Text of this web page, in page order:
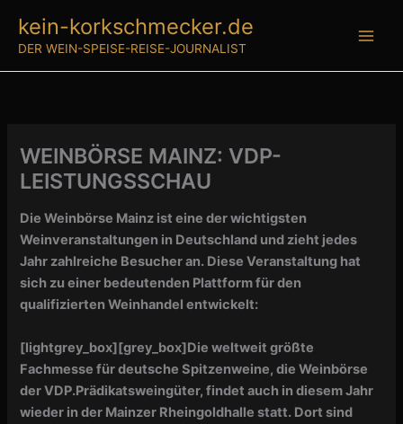
Inhalt
springen
kein-korkschmecker.de
DER WEIN-SPEISE-REISE-JOURNALIST
WEINBÖRSE MAINZ: VDP-
LEISTUNGSSCHAU
Die Weinbörse Mainz ist eine der wichtigsten
Weinveranstaltungen in Deutschland und zieht jedes
Jahr zahlreiche Besucher an. Diese Veranstaltung hat
sich zu einer bedeutenden Plattform für den
qualifizierten Weinhandel entwickelt:
[lightgrey_box][grey_box]Die weltweit größte
Fachmesse für deutsche Spitzenweine, die Weinbörse
der VDP.Prädikatsweingüter, findet auch in diesem Jahr
wieder in der Mainzer Rheingoldhalle statt. Dort sind